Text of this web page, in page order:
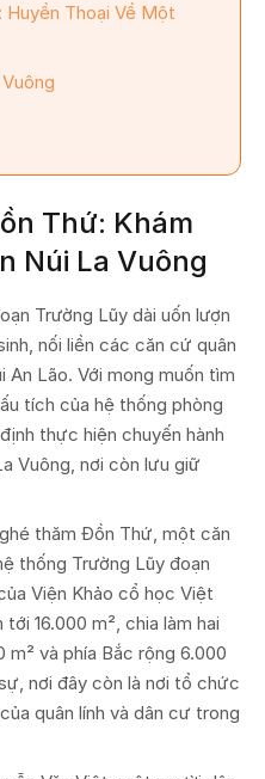
Huyền Thoại Về Một
Thứ: Khám
Núi La Vuông
Trường Lũy dài uốn lượn
nối liền các căn cứ quân
An Lão. Với mong muốn tìm
tích của hệ thống phòng
thực hiện chuyến hành
Vuông, nơi còn lưu giữ
thăm Đồn Thứ, một căn
thống Trường Lũy đoạn
Viện Khảo cổ học Việt
16.000 m², chia làm hai
m² và phía Bắc rộng 6.000
nơi đây còn là nơi tổ chức
quân lính và dân cư trong